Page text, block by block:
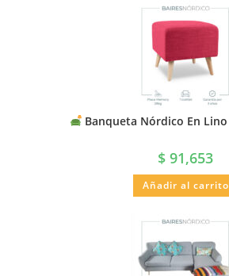
Banqueta Nórdico En
$ 91,653
Añadir al carrito